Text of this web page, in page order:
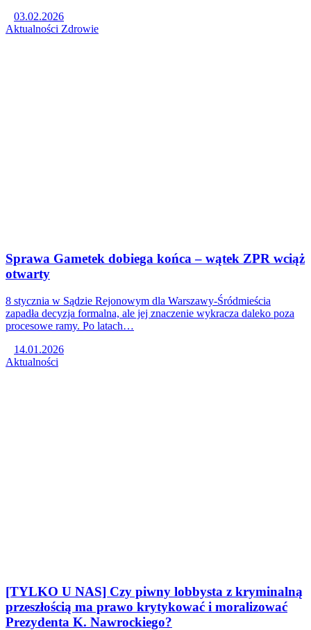
03.02.2026
Aktualności Zdrowie
Sprawa Gametek dobiega końca – wątek ZPR wciąż
otwarty
8 stycznia w Sądzie Rejonowym dla Warszawy-Śródmieścia
zapadła decyzja formalna, ale jej znaczenie wykracza daleko poza
procesowe ramy. Po latach…
14.01.2026
Aktualności
[TYLKO U NAS] Czy piwny lobbysta z kryminalną
przeszłością ma prawo krytykować i moralizować
Prezydenta K. Nawrockiego?